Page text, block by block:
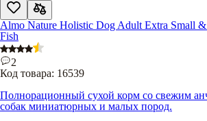
Almo Nature Holistic Dog Adult Extra Small
Fish
2
Код товара: 16539
Полнорационный сухой корм со свежим
собак миниатюрных и малых пород.